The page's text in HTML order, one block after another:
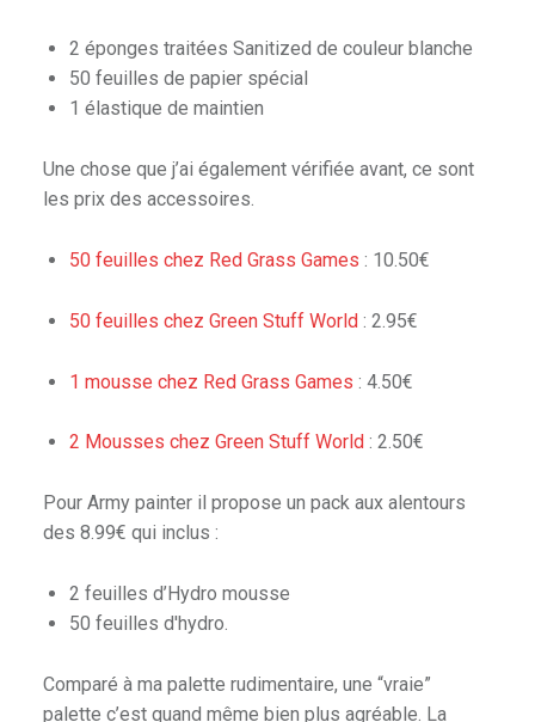
2 éponges traitées Sanitized de couleur blanche
50 feuilles de papier spécial
1 élastique de maintien
Une chose que j’ai également vérifiée avant, ce sont
les prix des accessoires.
50 feuilles chez Red Grass Games : 10.50€
50 feuilles chez Green Stuff World: 2.95€
1 mousse chez Red Grass Games : 4.50€
2 Mousses chez Green Stuff World : 2.50€
Pour Army painter il propose un pack aux alentours
des 8.99€ qui inclus :
2 feuilles d’Hydro mousse
50 feuilles d'hydro.
Comparé à ma palette rudimentaire, une “vraie”
palette c’est quand même bien plus agréable. La